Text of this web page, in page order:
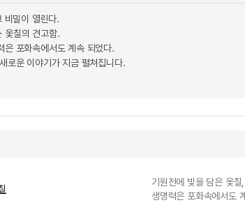
비밀이 열린다.
옻칠의 견고함.
은 포화속에서도 계속 되었다.
로운 이야기가 지금 펼쳐집니다.
기원전에 빛을 담은 옻
생명력은 포화속에서도